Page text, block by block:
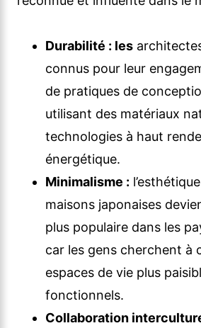
Durabilité : les
connus pour leur
de pratiques de
utilisant des matériaux
technologies à haut
énergétique.
Minimalisme :
maisons japonaises
plus populaire dans les
car les gens cherchent à
espaces de vie plus
fonctionnels.
Collaboration